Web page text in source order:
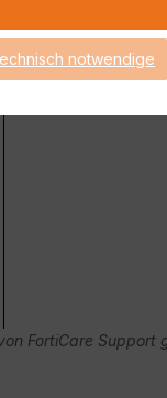
FortiCare Support
notwendige